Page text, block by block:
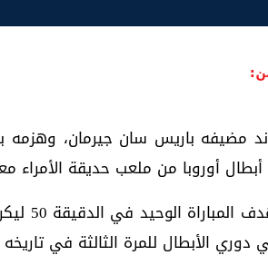
مضيفه باريس سان جيرمان، وهزمه
أوروبا من ملعب حديقة الأمراء
سجل
الأبطال للمرة الثالثة في تاريخه بعد